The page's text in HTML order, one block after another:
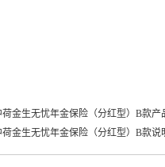
荷金生无忧年金保险（分红型）B款产
荷金生无忧年金保险（分红型）B款说